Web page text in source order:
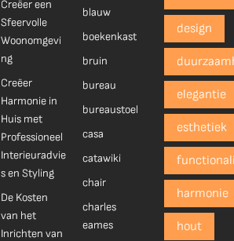
Creëer een
Sfeervolle
Woonomgevi
ng
Creëer
Harmonie in
Huis met
Professioneel
Interieuradvie
s en Styling
De Kosten
van het
Inrichten van
blauw
boekenkast
bruin
bureau
bureaustoel
casa
catawiki
chair
charles
eames
design
elegantie
esthetiek
harmonie
hout